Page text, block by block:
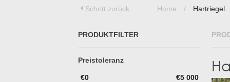
Treesafe
TERRACOTTA.NL
Schritt zurück Home / Hartriegel
PRODUKTFILTER
Preistoleranz
€0 €5 000